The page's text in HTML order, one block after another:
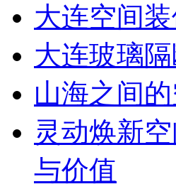
大连空间
大连玻璃
山海之间
灵动焕新
与价值